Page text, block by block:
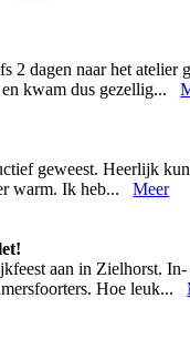
2 dagen naar het
en kwam dus gezellig...
geweest. Heerlijk
warm. Ik heb...Meer
aan in Zielhorst.
Hoe leuk...